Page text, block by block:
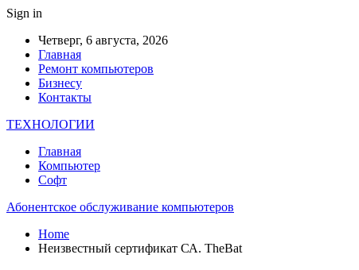
Sign in
Четверг, 6 августа, 2026
Главная
Ремонт компьютеров
Бизнесу
Контакты
ТЕХНОЛОГИИ
Главная
Компьютер
Софт
Абонентское обслуживание компьютеров
Home
Неизвестный сертификат СА. TheBat